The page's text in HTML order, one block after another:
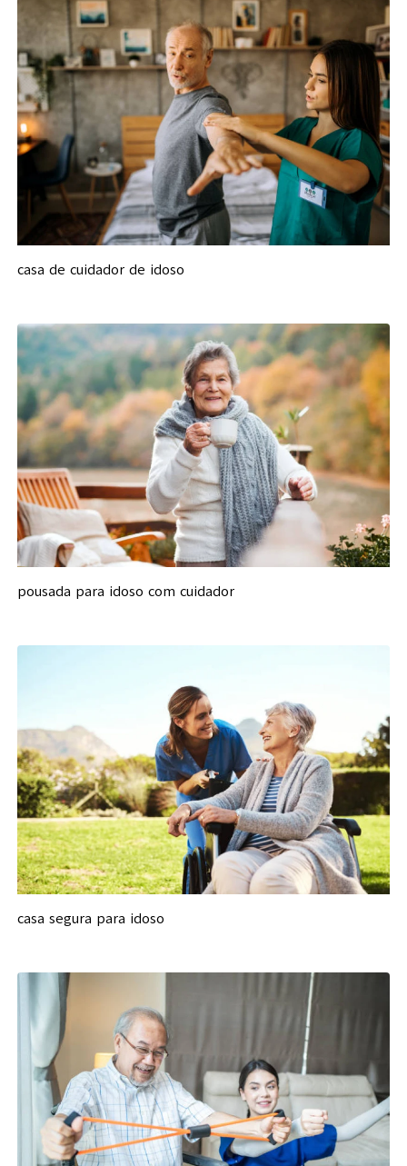
casa de cuidador de idoso
pousada para idoso com cuidador
casa segura para idoso